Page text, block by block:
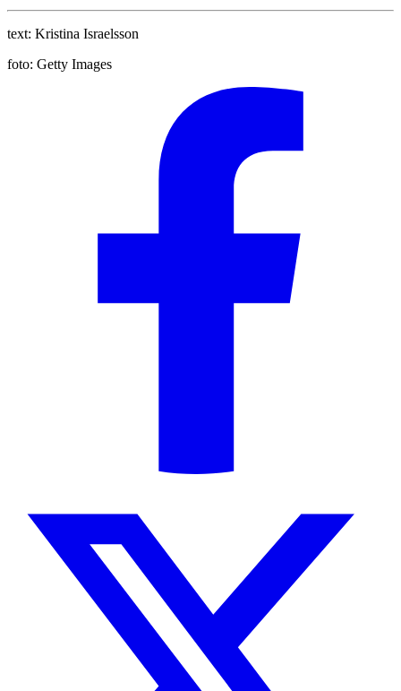
text: Kristina Israelsson
foto: Getty Images